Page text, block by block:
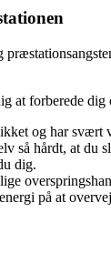
at forberede dig
og har svært
så hårdt, at du
dig.
på at